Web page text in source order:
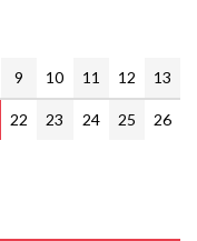
9 10 11 12 13
22 23 24 25
26